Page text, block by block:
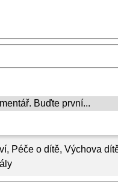
, Péče o dítě, Výchova
Buďte první...